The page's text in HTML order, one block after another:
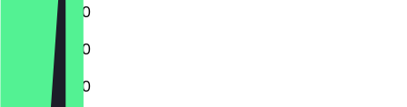
12:00 - 18:00
12:00 - 18:00
12:00 - 18:00